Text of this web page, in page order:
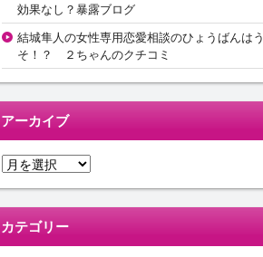
効果なし？暴露ブログ
結城隼人の女性専用恋愛相談のひょうばんはう
そ！？ ２ちゃんのクチコミ
アーカイブ
ア
イ
カテゴリー